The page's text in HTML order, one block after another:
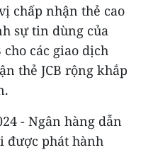
chấp nhận thẻ cao
sự tin dùng của
các giao dịch
thẻ JCB rộng khắp
- Ngân hàng dẫn
được phát hành